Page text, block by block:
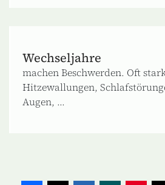
Wechseljahre
machen Beschwerden. Oft
Hitzewallungen,
Augen, ...